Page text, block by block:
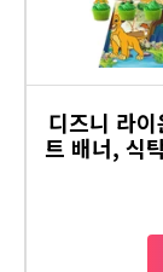
디즈니 라
트 배너, 식